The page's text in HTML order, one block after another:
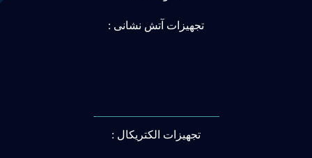
تجهیزات آتش نشانی :
———————————-
تجهیزات الکتریکال :